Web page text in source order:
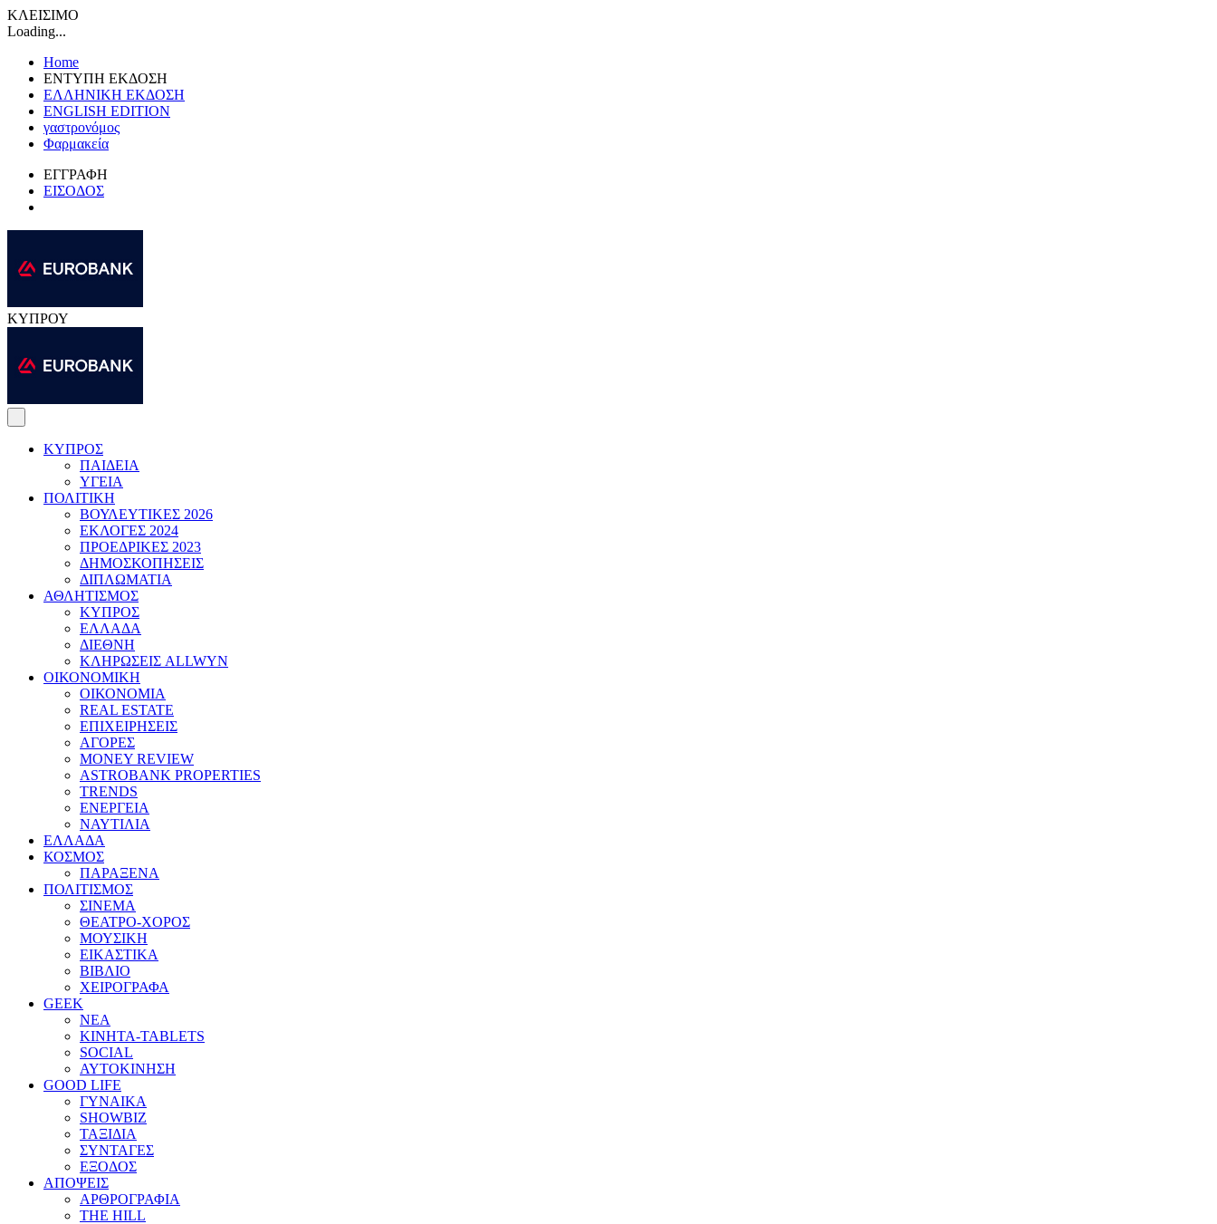
ΚΛΕΙΣΙΜΟ
Loading...
Home
ΕΝΤΥΠΗ ΕΚΔΟΣΗ
ΕΛΛΗΝΙΚΗ ΕΚΔΟΣΗ
ENGLISH EDITION
γαστρονόμος
Φαρμακεία
ΕΓΓΡΑΦΗ
ΕΙΣΟΔΟΣ
ΚΥΠΡΟΥ
ΚΥΠΡΟΣ
ΠΑΙΔΕΙΑ
ΥΓΕΙΑ
ΠΟΛΙΤΙΚΗ
ΒΟΥΛΕΥΤΙΚΕΣ 2026
ΕΚΛΟΓΕΣ 2024
ΠΡΟΕΔΡΙΚΕΣ 2023
ΔΗΜΟΣΚΟΠΗΣΕΙΣ
ΔΙΠΛΩΜΑΤΙΑ
ΑΘΛΗΤΙΣΜΟΣ
ΚΥΠΡΟΣ
ΕΛΛΑΔΑ
ΔΙΕΘΝΗ
ΚΛΗΡΩΣΕΙΣ ALLWYN
ΟΙΚΟΝΟΜΙΚΗ
ΟΙΚΟΝΟΜΙΑ
REAL ESTATE
ΕΠΙΧΕΙΡΗΣΕΙΣ
ΑΓΟΡΕΣ
MONEY REVIEW
ASTROBANK PROPERTIES
TRENDS
ΕΝΕΡΓΕΙΑ
ΝΑΥΤΙΛΙΑ
ΕΛΛΑΔΑ
ΚΟΣΜΟΣ
ΠΑΡΑΞΕΝΑ
ΠΟΛΙΤΙΣΜΟΣ
ΣΙΝΕΜΑ
ΘΕΑΤΡΟ-ΧΟΡΟΣ
ΜΟΥΣΙΚΗ
ΕΙΚΑΣΤΙΚΑ
ΒΙΒΛΙΟ
ΧΕΙΡΟΓΡΑΦΑ
GEEK
ΝΕΑ
ΚΙΝΗΤΑ-TABLETS
SOCIAL
ΑΥΤΟΚΙΝΗΣΗ
GOOD LIFE
ΓΥΝΑΙΚΑ
SHOWBIZ
ΤΑΞΙΔΙΑ
ΣΥΝΤΑΓΕΣ
ΕΞΟΔΟΣ
ΑΠΟΨΕΙΣ
ΑΡΘΡΟΓΡΑΦΙΑ
THE HILL